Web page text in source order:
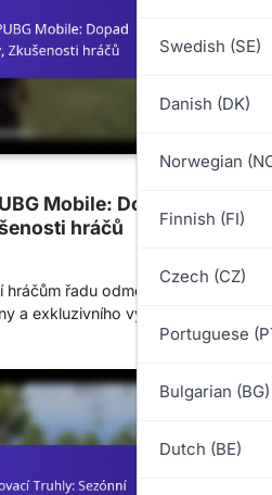
Swedish (SE)
Danish (DK)
Norwegian
Finnish (FI)
Czech (CZ)
Portuguese
Bulgarian (BG)
Dutch (BE)
Mobile: Dopad na
hráčů
řadu odměn, včetně
a exkluzivního vybavení,